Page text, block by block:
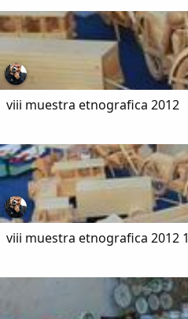
Modo oscuro
viii muestra etnografica 2012
viii muestra etnografica 2012 1